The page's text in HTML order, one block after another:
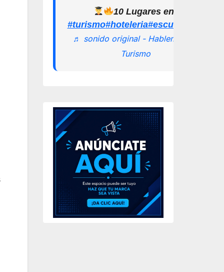
10 Lugares en los que
#turismo#hoteleria
♬ sonido original - Hablemos de
Turismo